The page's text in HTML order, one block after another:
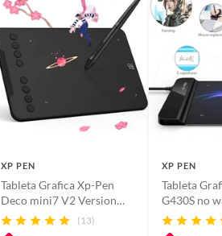
Negro
3 meses
Lápiz Huion
quitar puntas,
(Micro USB y USB-
XP PEN
Tableta Grafica Xp-Pen
Deco mini7 V2 Version
2026
(13)
XP PEN
Tableta Grafica
G430S no